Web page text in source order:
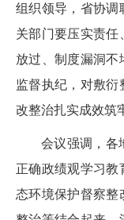
组织领导，省协调
关部门要压实责任
放过、制度漏洞不
监督执纪，对敷衍
改整治扎实成效筑
会议强调，各
正确政绩观学习教
态环境保护督察整